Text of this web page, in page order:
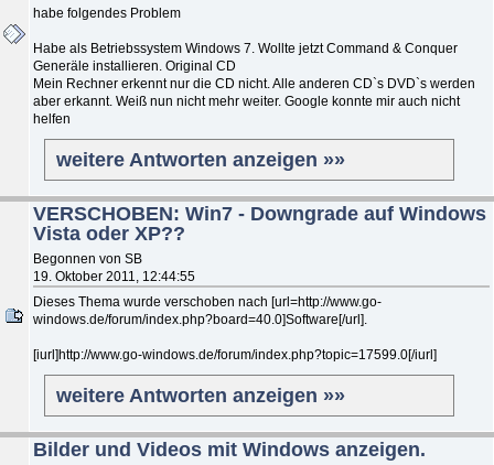
habe folgendes Problem
Habe als Betriebssystem Windows 7. Wollte jetzt Command & Conquer
Generäle installieren. Original CD
Mein Rechner erkennt nur die CD nicht. Alle anderen CD`s DVD`s werden
aber erkannt. Weiß nun nicht mehr weiter. Google konnte mir auch nicht
helfen
weitere Antworten anzeigen »»
VERSCHOBEN: Win7 - Downgrade auf Windows
Vista oder XP??
Begonnen von SB
19. Oktober 2011, 12:44:55
Dieses Thema wurde verschoben nach [url=http://www.go-
windows.de/forum/index.php?board=40.0]Software[/url].
[iurl]http://www.go-windows.de/forum/index.php?topic=17599.0[/iurl]
weitere Antworten anzeigen »»
Bilder und Videos mit Windows anzeigen.